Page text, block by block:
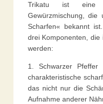
Trikatu ist eine
Gewürzmischung,
Scharfen« bekannt
drei Komponenten, die
werden:
1. Schwarzer
charakteristische
das nicht nur die
Aufnahme anderer